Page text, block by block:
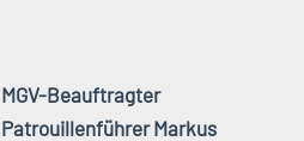
MGV-Beauftragter
Patrouillenführer Markus